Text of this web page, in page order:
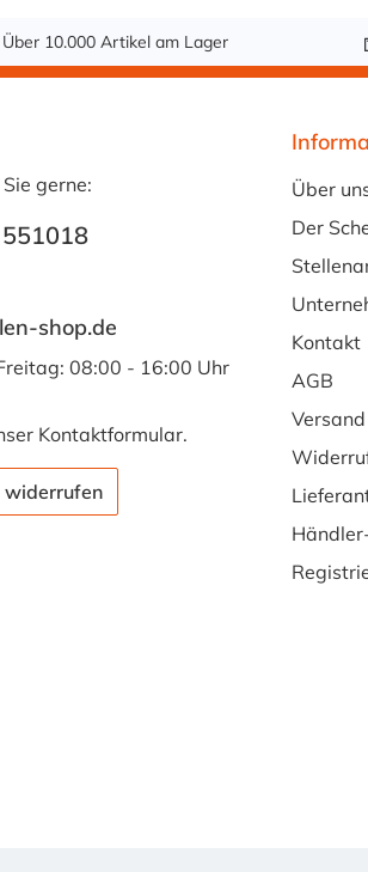
Über 10.000 Artikel am Lager
gerne:
shop.de
08:00 - 16:00 Uhr
Kontaktformular.
widerrufen
Über
Der
Kontakt
AGB